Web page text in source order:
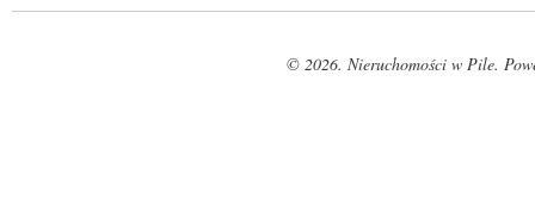
© 2026. Nieruchomości w Pile.